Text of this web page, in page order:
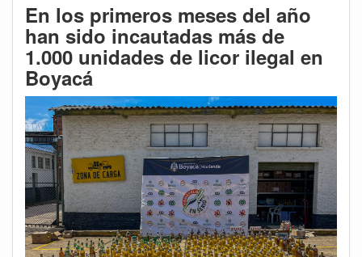
En los primeros meses del año
han sido incautadas más de
1.000 unidades de licor ilegal en
Boyacá